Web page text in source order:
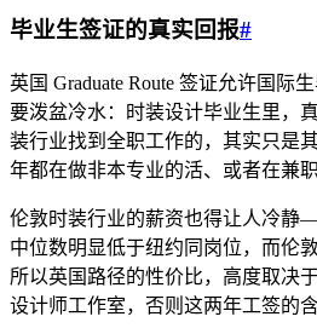
毕业生签证的真实回报#
英国 Graduate Route 签证允许国际
要泼盆冷水：时装设计毕业生里，
装行业找到全职工作的，其实只是
年都在做非本专业的活、或者在兼
伦敦时装行业的薪资也得让人冷
中位数明显低于纽约同岗位，而伦
所以英国路径的性价比，高度取决
设计师工作室，否则这两年工签的